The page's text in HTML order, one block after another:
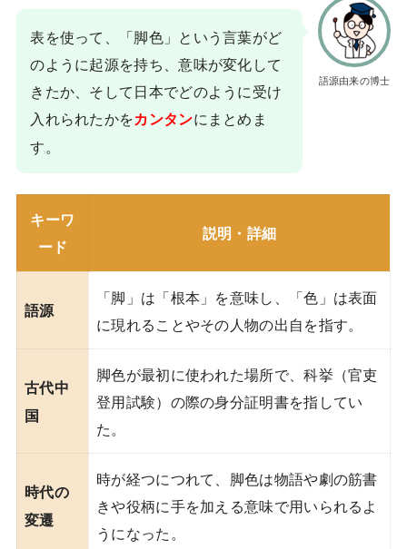
語源由来の博士
表を使って、「脚色」という言葉がど
のように起源を持ち、意味が変化して
きたか、そして日本でどのように受け
入れられたかをカンタンにまとめま
す。
キーワ
ード
説明・詳細
語源
「脚」は「根本」を意味し、「色」は表面
に現れることやその人物の出自を指す。
古代中
国
脚色が最初に使われた場所で、科挙（官吏
登用試験）の際の身分証明書を指してい
た。
時代の
変遷
時が経つにつれて、脚色は物語や劇の筋書
きや役柄に手を加える意味で用いられるよ
うになった。